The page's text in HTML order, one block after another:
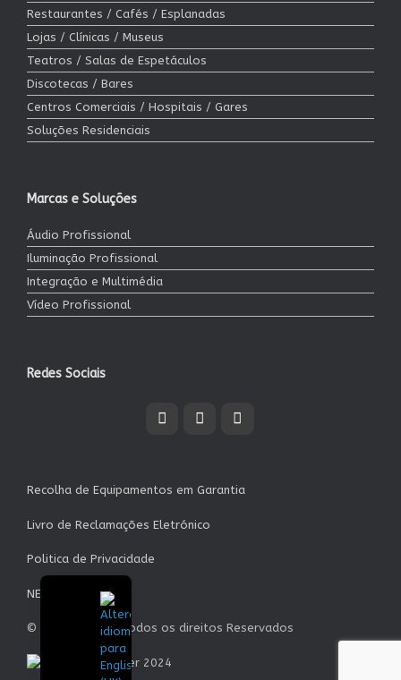
Restaurantes / Cafés / Esplanadas
Lojas / Clínicas / Museus
Teatros / Salas de Espetáculos
Discotecas / Bares
Centros Comerciais / Hospitais / Gares
Soluções Residenciais
Marcas e Soluções
Áudio Profissional
Iluminação Profissional
Integração e Multimédia
Vídeo Profissional
Redes Sociais
Recolha de Equipamentos em Garantia
Livro de Reclamações Eletrónico
Politica de Privacidade
NEWSLETTER
© Garrett S.A. - Todos os direitos Reservados